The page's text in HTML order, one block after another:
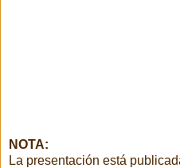
NOTA:
La presentación está